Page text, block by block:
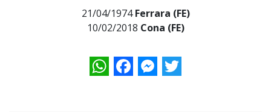
21/04/1974Ferrara (FE)
10/02/2018 Cona (FE)
WhatsAppFacebookMessenger
Twitter